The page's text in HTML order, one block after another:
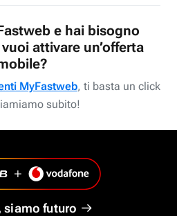
e hai bisogno
MyFastweb, ti basta un click
subito!
siamo futuro